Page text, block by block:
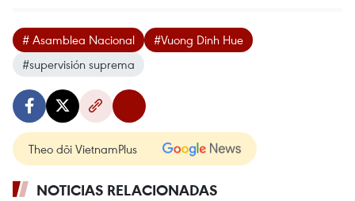
# Asamblea Nacional
#Vuong Dinh Hue
#supervisión suprema
Theo dõi VietnamPlus
NOTICIAS RELACIONADAS